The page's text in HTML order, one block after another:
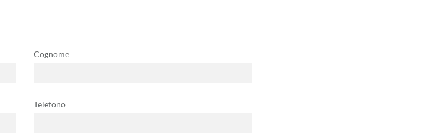
Cognome
Telefono